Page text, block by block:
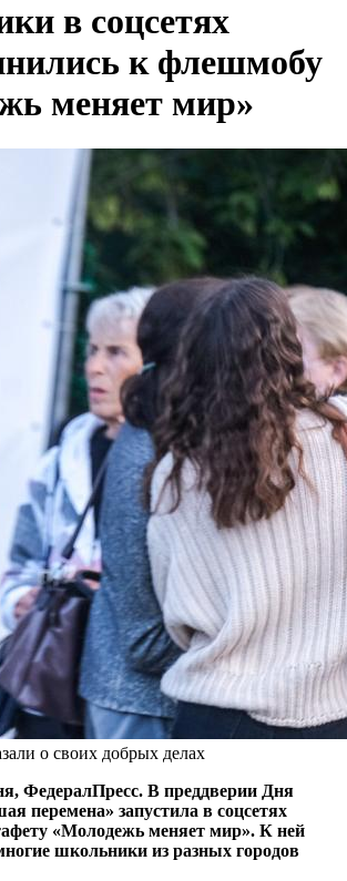
в соцсетях
к флешмобу
меняет мир»
о своих добрых делах
ФедералПресс. В преддверии Дня
перемена» запустила в соцсетях
«Молодежь меняет мир». К ней
школьники из разных городов